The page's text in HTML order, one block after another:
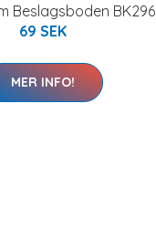
Beslagsboden BK296
69 SEK
MER INFO!